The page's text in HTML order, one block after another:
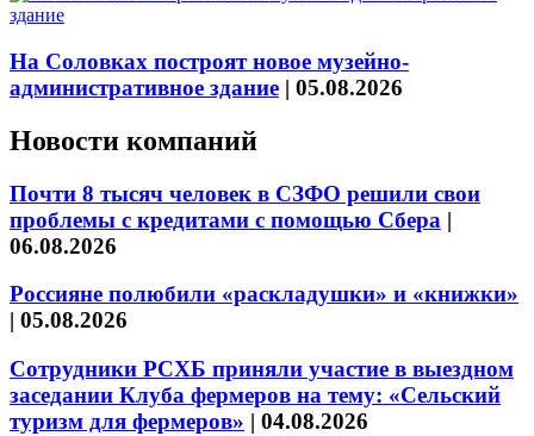
На Соловках построят новое музейно-
административное здание | 05.08.2026
Новости компаний
Почти 8 тысяч человек в СЗФО решили свои
проблемы с кредитами с помощью Сбера |
06.08.2026
Россияне полюбили «раскладушки» и «книжки»
| 05.08.2026
Сотрудники РСХБ приняли участие в выездном
заседании Клуба фермеров на тему: «Сельский
туризм для фермеров» | 04.08.2026